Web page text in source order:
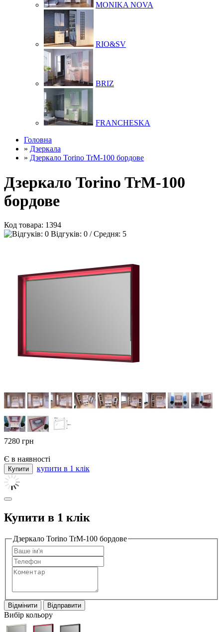
MONIKA NOVA
RIO&SV
BRIZ
FRANCHESKA
Головна
» Дзеркала
» Дзеркало Torino TrM-100 бордове
Дзеркало Torino TrM-100
бордове
Код товара: 1394
Відгуків: 0 / Средня: 5
7280 грн
Є в наявності
купити в 1 клік
Купити в 1 клік
Дзеркало Torino TrM-100 бордове
Відмінити Відправити
Вибір кольору